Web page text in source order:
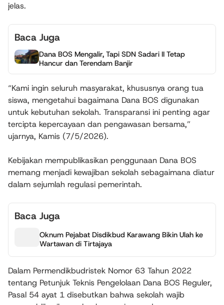
jelas.
Baca Juga
Dana BOS Mengalir, Tapi SDN Sadari II Tetap
Hancur dan Terendam Banjir
“Kami ingin seluruh masyarakat, khususnya orang tua
siswa, mengetahui bagaimana Dana BOS digunakan
untuk kebutuhan sekolah. Transparansi ini penting agar
tercipta kepercayaan dan pengawasan bersama,”
ujarnya, Kamis (7/5/2026).
Kebijakan mempublikasikan penggunaan Dana BOS
memang menjadi kewajiban sekolah sebagaimana diatur
dalam sejumlah regulasi pemerintah.
Baca Juga
Oknum Pejabat Disdikbud Karawang Bikin Ulah ke
Wartawan di Tirtajaya
Dalam Permendikbudristek Nomor 63 Tahun 2022
tentang Petunjuk Teknis Pengelolaan Dana BOS Reguler,
Pasal 54 ayat 1 disebutkan bahwa sekolah wajib